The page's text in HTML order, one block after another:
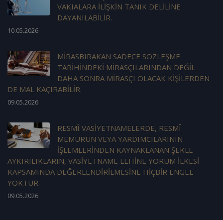
VAKIALARA İLİŞKİN TANIK DELİLİNE
DAYANILABİLİR.
10.05.2026
MİRASBIRAKAN SADECE SÖZLEŞME
TARİHİNDEKİ MİRASÇILARINDAN DEĞİL
DAHA SONRA MİRASÇI OLACAK KİŞİLERDEN
DE MAL KAÇIRABİLİR.
09.05.2026
RESMÎ VASİYETNAMELERDE, RESMÎ
MEMURUN VEYA YARDIMCILARININ
İŞLEMLERİNDEN KAYNAKLANAN ŞEKLE
AYKIRILIKLARIN, VASİYETNAME LEHİNE YORUM İLKESİ
KAPSAMINDA DEĞERLENDİRİLMESİNE HİÇBİR ENGEL
YOKTUR.
09.05.2026